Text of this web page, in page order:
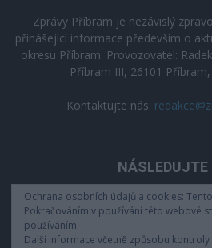
Zprávy Příbram je nezávislý
přinášející informace především o
okresu Příbram. Provozovatel:
Příbram III, 26101 Příbram,
Kontaktujte nás:
NÁSLEDUJTE
Ochrana osobních údajů a cookies:
Pokračováním v používání této webové
používáním.
Další informace včetně způsobu